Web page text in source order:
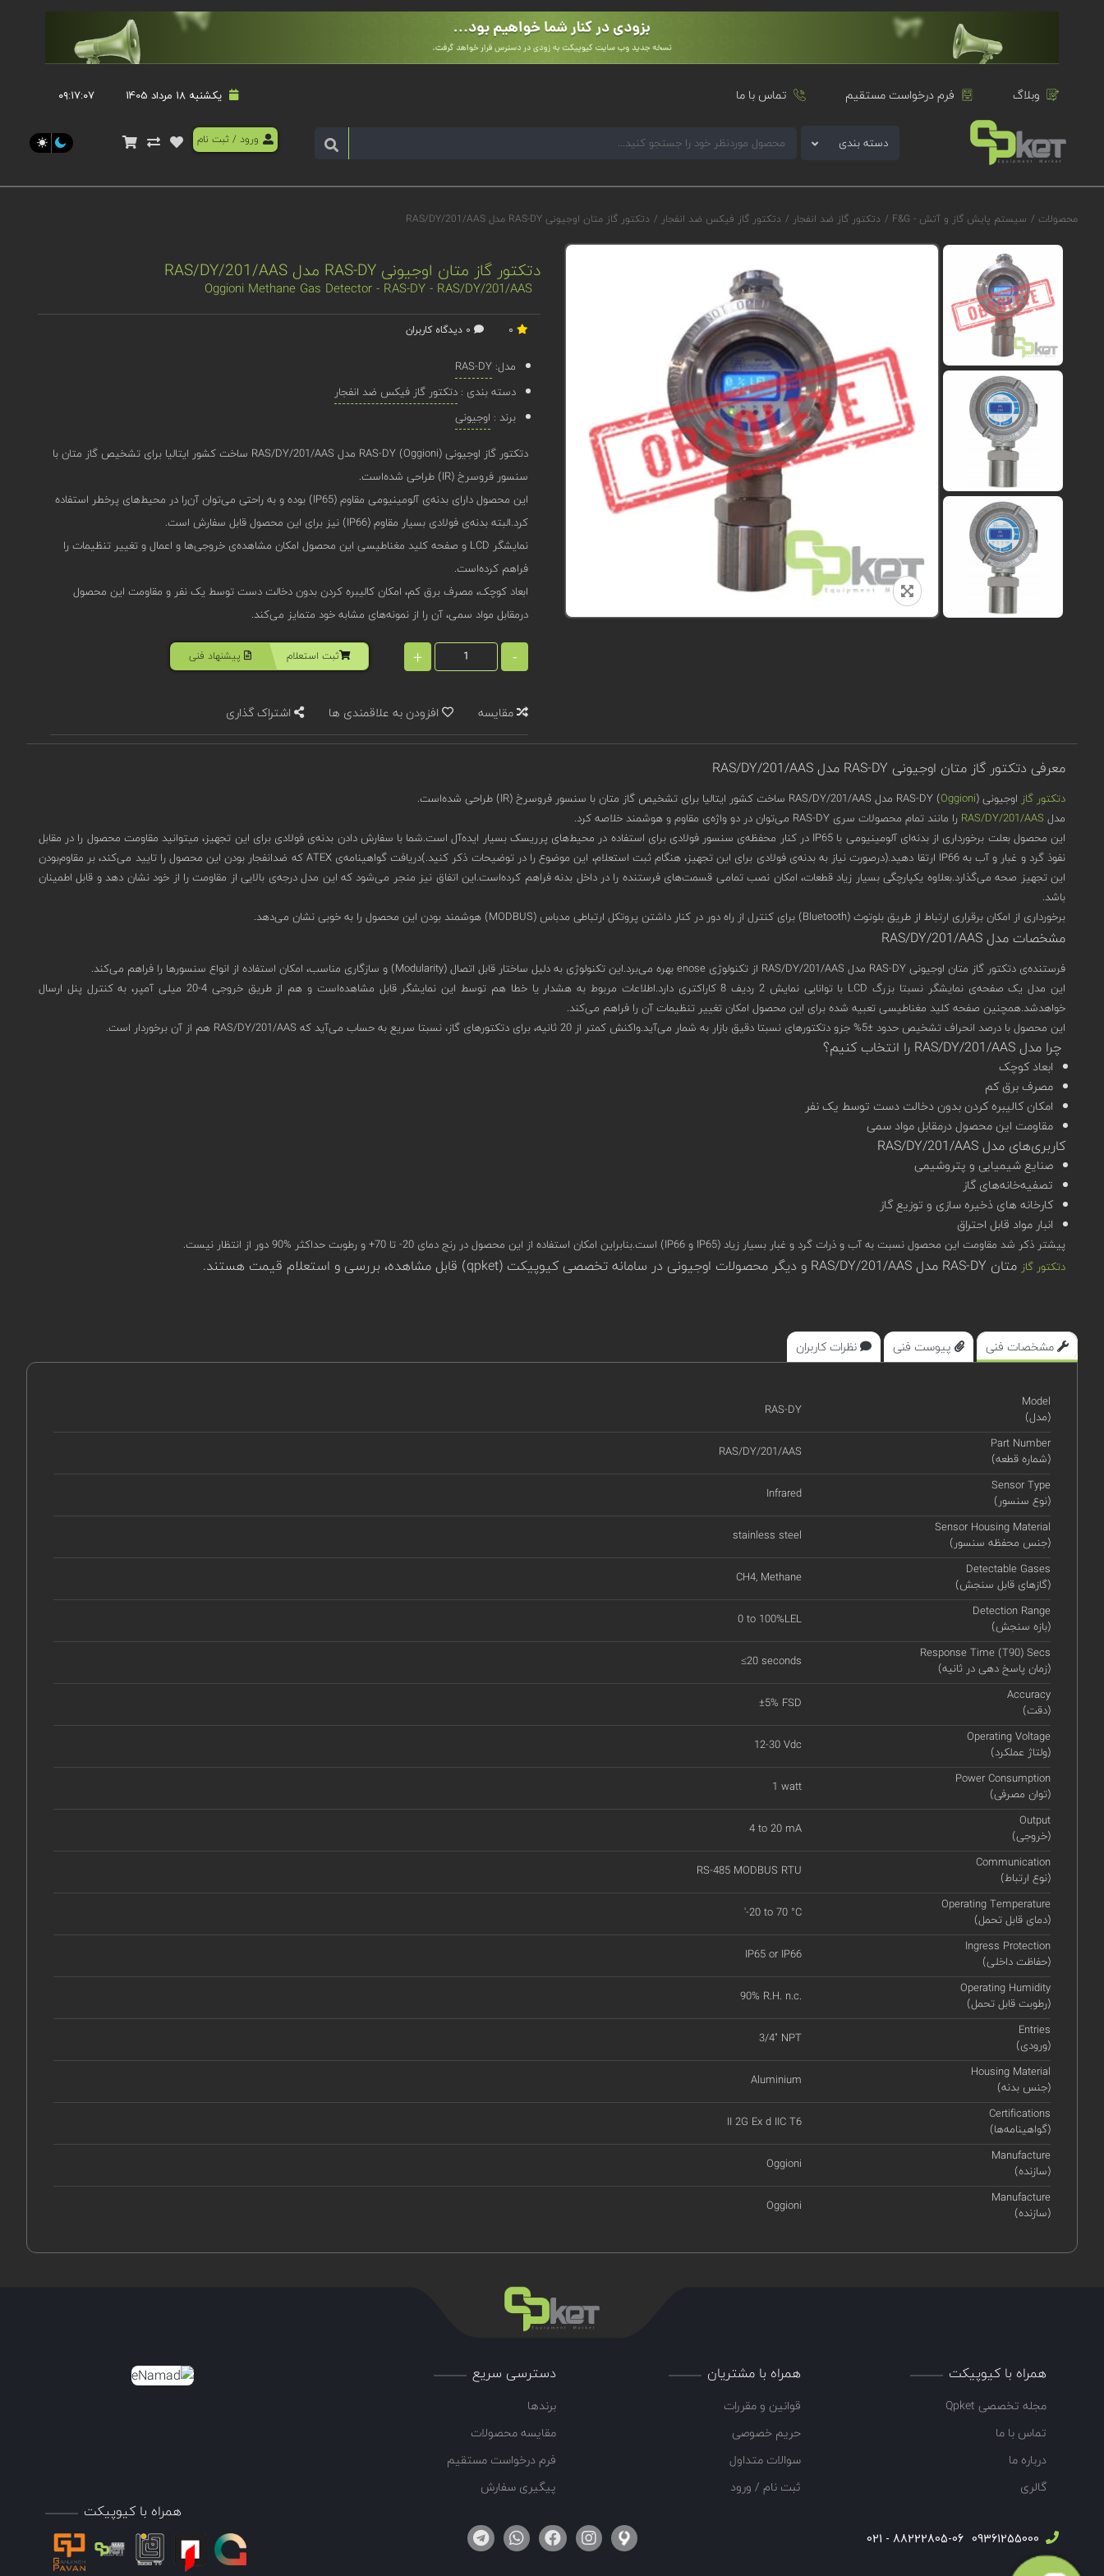
وبلاگ فرم درخواست مستقیم تماس با ما یکشنبه 18 مرداد 1405 ۰۹:۱۷:۰۸
دسته بندی ورود / ثبت نام
محصولات / سیستم پایش گاز و آتش - F&G / دتکتور گاز ضد انفجار / دتکتور گاز فیکس ضد انفجار / دتکتور گاز متان اوجیونی RAS-DY مدل RAS/DY/201/AAS
دتکتور گاز متان اوجیونی RAS-DY مدل RAS/DY/201/AAS
Oggioni Methane Gas Detector - RAS-DY - RAS/DY/201/AAS
مدل: RAS-DY
دسته بندی : دتکتور گاز فیکس ضد انفجار
برند : اوجیونی
دتکتور گاز اوجیونی (Oggioni) RAS-DY مدل RAS/DY/201/AAS ساخت کشور ایتالیا برای تشخیص گاز متان با
سنسور فروسرخ (IR) طراحی شده‌است.
این محصول دارای بدنه‌‌ی آلومینیومی مقاوم (IP65) بوده و به راحتی می‌توان آن‌را در محیط‌های پرخطر استفاده
کرد.البته بدنه‌ی فولادی بسیار مقاوم (IP66) نیز برای این محصول قابل سفارش است.
نمایشگر LCD و صفحه کلید مغناطیسی این محصول امکان مشاهده‌ی خروجی‌ها و اعمال و تغییر تنظیمات را
فراهم کرده‌است.
ابعاد کوچک، مصرف برق کم، امکان کالیبره کردن بدون دخالت دست توسط یک نفر و مقاومت این محصول
درمقابل مواد سمی، آن را از نمونه‌های مشابه خود متمایز می‌کند.
-
+ ثبت استعلام پیشنهاد فنی
مقایسه افزودن به علاقمندی ها اشتراک گذاری
معرفی دتکتور گاز متان اوجیونی RAS-DY مدل RAS/DY/201/AAS
دتکتور گاز اوجیونی (Oggioni) RAS-DY مدل RAS/DY/201/AAS ساخت کشور ایتالیا برای تشخیص گاز متان با سنسور فروسرخ (IR) طراحی شده‌است.
مدل RAS/DY/201/AAS را مانند تمام محصولات سری RAS-DY می‌توان در دو واژه‌ی مقاوم و هوشمند خلاصه کرد.
این محصول بعلت برخورداری از بدنه‌ای آلومینیومی با IP65 در کنار محفظه‌ی سنسور فولادی برای استفاده در محیط‌های پرریسک بسیار ایده‌آل است.شما با سفارش دادن بدنه‌ی فولادی برای این تجهیز، میتوانید مقاومت محصول را در مقابل
نفوذ گرد و غبار و آب به IP66 ارتقا دهید.(درصورت نیاز به بدنه‌ی فولادی برای این تجهیز، هنگام ثبت استعلام، این موضوع را در توضیحات ذکر کنید.)دریافت گواهینامه‌‌ی ATEX که ضدانفجار بودن این محصول را تایید می‌کند، بر مقاوم‌بودن
این تجهیز صحه می‌گذارد.بعلاوه یکپارچگی بسیار زیاد قطعات، امکان نصب تمامی قسمت‌های فرستنده را در داخل بدنه فراهم کرده‌است.این اتفاق نیز منجر می‌شود که این مدل درجه‌ی بالایی از مقاومت را از خود نشان دهد و قابل اطمینان
باشد.
برخورداری از امکان برقراری ارتباط از طریق بلوتوث (Bluetooth) برای کنترل از راه دور در کنار داشتن پروتکل ارتباطی مدباس (MODBUS) هوشمند بودن این محصول را به خوبی نشان می‌دهد.
مشخصات مدل RAS/DY/201/AAS
فرستنده‌ی دتکتور گاز متان اوجیونی RAS-DY مدل RAS/DY/201/AAS از تکنولوژی enose بهره‌ می‌برد.این تکنولوژی به دلیل ساختار قابل اتصال (Modularity) و سازگاری مناسب، امکان استفاده از انواع سنسورها را فراهم می‌کند.
این مدل یک صفحه‌ی نمایشگر نسبتا بزرگ LCD با توانایی نمایش 2 ردیف 8 کاراکتری دارد.اطلاعات مربوط به هشدار یا خطا هم توسط این نمایشگر قابل مشاهده‌است و هم از طریق خروجی 4-20 میلی آمپر‌، به کنترل پنل ارسال
خواهدشد.همچنین صفحه کلید مغناطیسی تعبیه شده برای این محصول امکان تغییر تنظیمات آن را فراهم می‌کند.
این محصول با درصد انحراف تشخیص حدود ±5% جزو دتکتورهای نسبتا دقیق بازار به شمار می‌آید.واکنش کمتر از 20 ثانیه، برای دتکتورهای گاز، نسبتا سریع به حساب می‌آید که RAS/DY/201/AAS هم از آن برخوردار است.
چرا مدل RAS/DY/201/AAS را انتخاب کنیم؟
ابعاد کوچک
مصرف برق کم
امکان کالیبره کردن بدون دخالت دست توسط یک نفر
مقاومت این محصول درمقابل مواد سمی
کاربری‌های مدل RAS/DY/201/AAS
صنایع شیمیایی و پتروشیمی
تصفیه‌خانه‌های گاز
کارخانه های ذخیره سازی و توزیع گاز
انبار مواد قابل احتراق
پیشتر ذکر شد مقاومت این محصول نسبت به آب و ذرات گرد و غبار بسیار زیاد (IP65 و IP66) است.بنابراین امکان استفاده از این محصول در رنج دمای 20- تا 70+ و رطوبت حداکثر %90 دور از انتظار نیست.
دتکتور گاز متان RAS-DY مدل RAS/DY/201/AAS و دیگر محصولات اوجیونی در سامانه تخصصی کیوپیکت (qpket) قابل مشاهده، بررسی و استعلام قیمت هستند.
مشخصات فنی پیوست فنی نظرات کاربران
Model
(مدل)
RAS-DY
Part Number
(شماره قطعه)
RAS/DY/201/AAS
Sensor Type
(نوع سنسور)
Infrared
Sensor Housing Material
(جنس محفظه سنسور)
stainless steel
Detectable Gases
(گازهای قابل سنجش)
CH4, Methane
Detection Range
(بازه سنجش)
0 to 100%LEL
Response Time (T90) Secs
(زمان پاسخ دهی در ثانیه)
≤20 seconds
Accuracy
(دقت)
±5% FSD
Operating Voltage
(ولتاژ عملکرد)
12-30 Vdc
Power Consumption
(توان مصرفی)
1 watt
Output
(خروجی)
4 to 20 mA
Communication
(نوع ارتباط)
RS-485 MODBUS RTU
Operating Temperature
(دمای قابل تحمل)
'-20 to 70 °C
Ingress Protection
(حفاظت داخلی)
IP65 or IP66
Operating Humidity
(رطوبت قابل تحمل)
90% R.H. n.c.
Entries
(ورودی)
3/4" NPT
Housing Material
(جنس بدنه)
Aluminium
Certifications
(گواهینامه‌ها)
II 2G Ex d IIC T6
Manufacture
(سازنده)
Oggioni
Manufacture
(سازنده)
Oggioni
همراه با کیوپیکت
مجله تخصصی Qpket
تماس با ما
درباره ما
گالری
همراه با مشتریان
قوانین و مقررات
حریم خصوصی
سوالات متداول
ثبت نام / ورود
دسترسی سریع
برندها
مقایسه محصولات
فرم درخواست مستقیم
پیگیری سفارش
09361255000
88222805-06 - 021
همراه با کیوپیکت